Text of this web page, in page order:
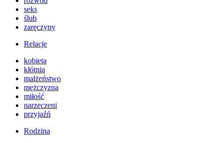
seks
ślub
zaręczyny
Relacje
kobieta
kłótnia
małżeństwo
mężczyzna
miłość
narzeczeni
przyjaźń
Rodzina